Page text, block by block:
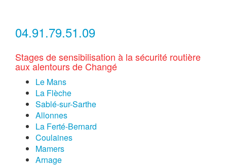
04.91.79.51.09
Stages de sensibilisation à la sécurité routière
aux alentours de Changé
Le Mans
La Flèche
Sablé-sur-Sarthe
Allonnes
La Ferté-Bernard
Coulaines
Mamers
Arnage